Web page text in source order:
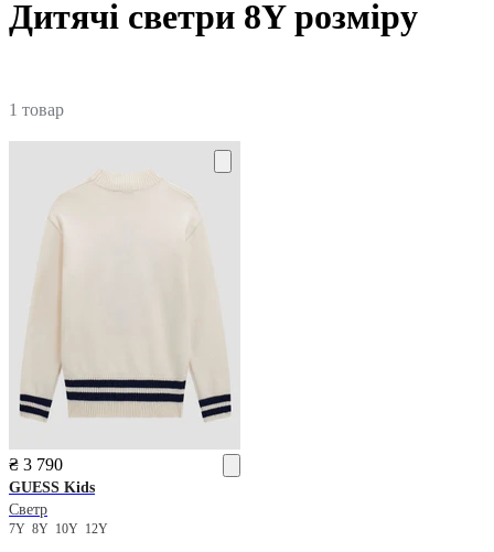
Дитячі светри 8Y розміру
1 товар
₴ 3 790
GUESS Kids
Светр
7Y 8Y 10Y 12Y